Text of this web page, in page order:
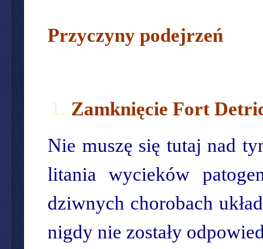
Przyczyny podejrzeń
Zamknięcie Fort
Nie muszę się tutaj nad
litania wycieków
dziwnych chorobach
nigdy nie zostały